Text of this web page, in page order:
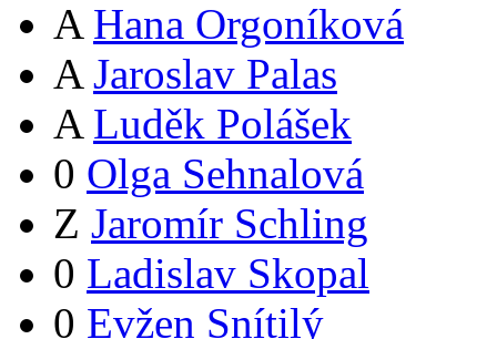
A Hana Orgoníková
A Jaroslav Palas
A Luděk Polášek
0 Olga Sehnalová
Z Jaromír Schling
0 Ladislav Skopal
0 Evžen Snítilý